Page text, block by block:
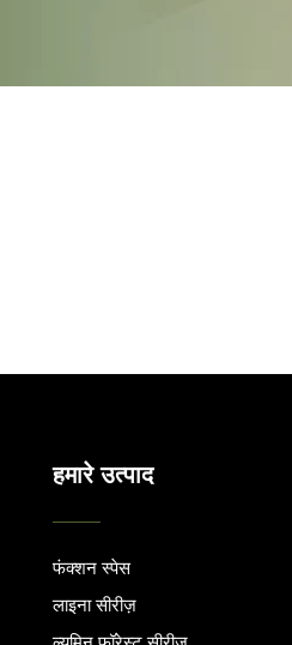
हमारे उत्पाद
फंक्शन स्पेस
लाइना सीरीज़